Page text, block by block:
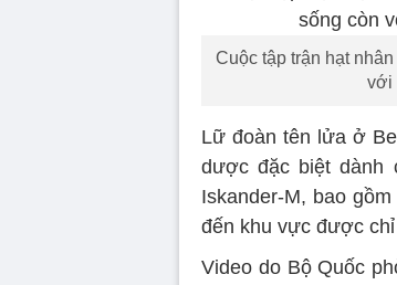
Cuộc tập trận hạt
với
Lữ đoàn tên lửa ở
dược đặc biệt dành
Iskander-M, bao
đến khu vực được
Video do Bộ Quốc